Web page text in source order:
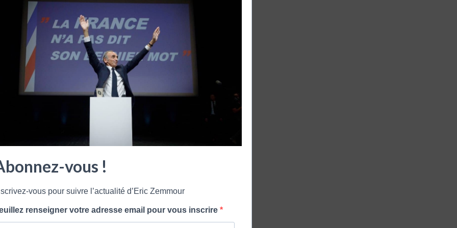
vous !
vous pour suivre l’actualité d’Eric Zemmour
renseigner votre adresse email pour vous inscrire